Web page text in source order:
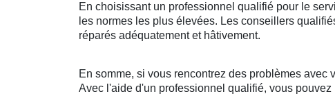
En choisissant un professionnel qualifié pour le
les normes les plus élevées. Les conseillers
réparés adéquatement et hâtivement.
En somme, si vous rencontrez des problèmes
Avec l'aide d'un professionnel qualifié, vous